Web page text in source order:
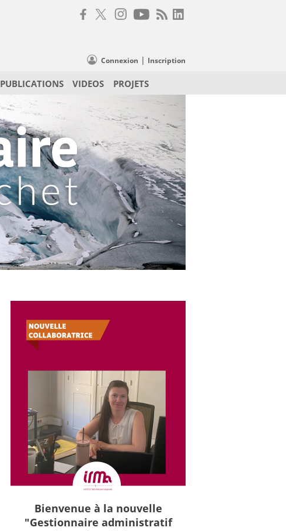
Connexion | Inscription
PUBLICATIONS VIDEOS PROJETS
Bienvenue à la nouvelle
"Gestionnaire administratif